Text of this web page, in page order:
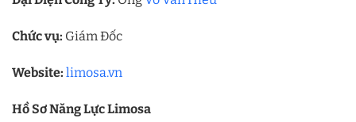
Chức vụ: Giám Đốc
Website: limosa.vn
Hồ Sơ Năng Lực Limosa